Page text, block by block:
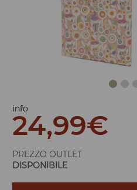
info
24,99€
PREZZO OUTLET
DISPONIBILE